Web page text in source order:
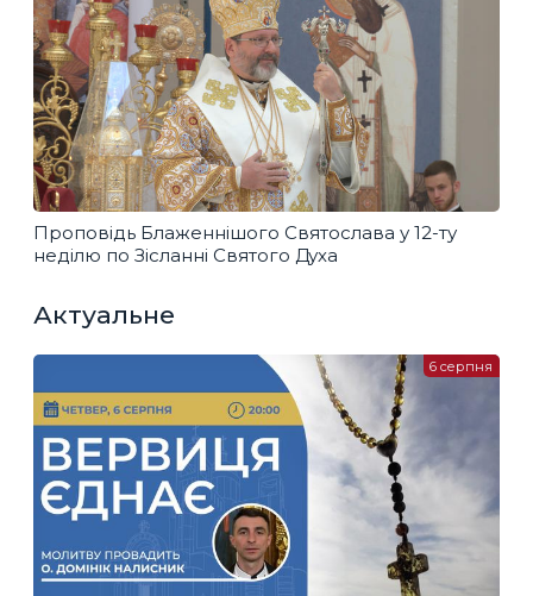
Проповідь Блаженнішого Святослава у 12-ту
неділю по Зісланні Святого Духа
Актуальне
6 серпня